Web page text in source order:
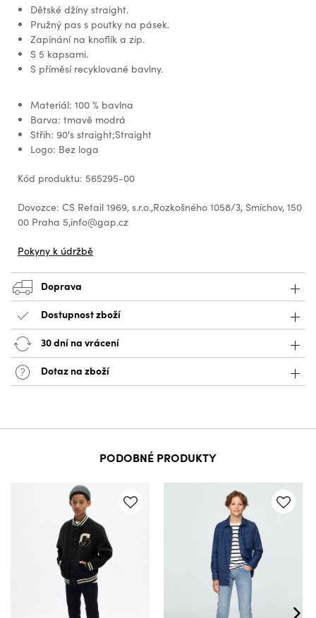
Dětské džíny straight.
Pružný pas s poutky na pásek.
Zapínání na knoflík a zip.
S 5 kapsami.
S příměsí recyklované bavlny.
Materiál: 100 % bavlna
Barva: tmavě modrá
Střih: 90's straight;Straight
Logo: Bez loga
Kód produktu: 565295-00
Dovozce: CS Retail 1969, s.r.o.,Rozkošného 1058/3, Smíchov, 150
00 Praha 5,info@gap.cz
Pokyny k údržbě
Doprava
Dostupnost zboží
30 dní na vrácení
Dotaz na zboží
PODOBNÉ PRODUKTY